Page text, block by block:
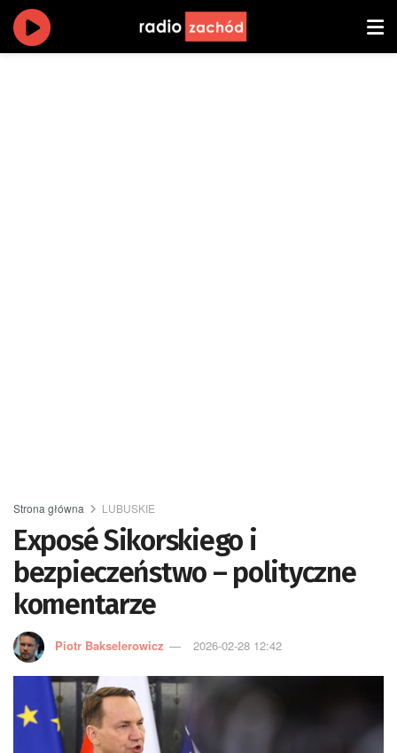
Strona główna LUBUSKIE
Exposé Sikorskiego i
bezpieczeństwo – polityczne
komentarze
Piotr Bakselerowicz 2026-02-28 12:42